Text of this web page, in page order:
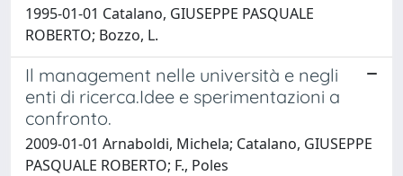
1995-01-01 Catalano, GIUSEPPE PASQUALE
ROBERTO; Bozzo, L.
Il management nelle università e negli
enti di ricerca.Idee e sperimentazioni a
confronto.
2009-01-01 Arnaboldi, Michela; Catalano, GIUSEPPE
PASQUALE ROBERTO; F., Poles